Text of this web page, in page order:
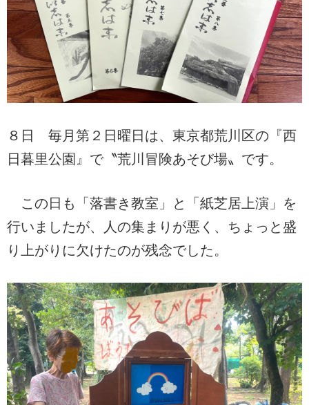
８日 毎月第２日曜日は、東京都荒川区の『西
日暮里公園』で〝荒川冒険あそび場〟です。
この日も「落書き教室」と「紙芝居上演」を
行いましたが、人の集まりが悪く、ちょっと盛
り上がりに欠けたのが残念でした。